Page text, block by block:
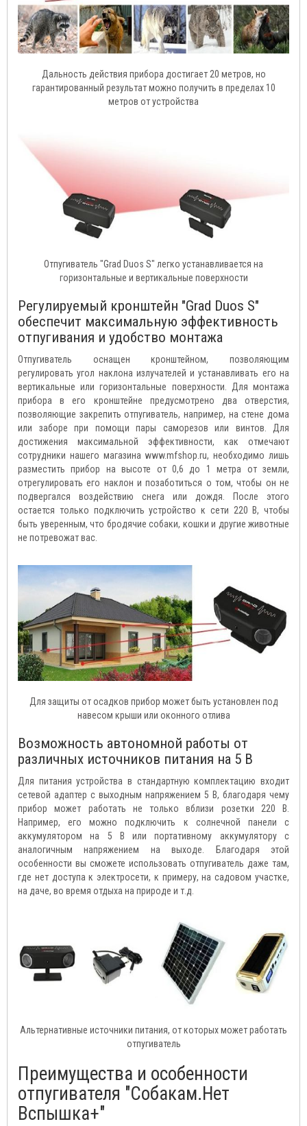
Дальность действия прибора достигает 20 метров, но
гарантированный результат можно получить в пределах 10
метров от устройства
Отпугиватель "Grad Duos S" легко устанавливается на
горизонтальные и вертикальные поверхности
Регулируемый кронштейн "Grad Duos S"
обеспечит максимальную эффективность
отпугивания и удобство монтажа
Отпугиватель оснащен кронштейном, позволяющим
регулировать угол наклона излучателей и устанавливать его на
вертикальные или горизонтальные поверхности. Для монтажа
прибора в его кронштейне предусмотрено два отверстия,
позволяющие закрепить отпугиватель, например, на стене дома
или заборе при помощи пары саморезов или винтов. Для
достижения максимальной эффективности, как отмечают
сотрудники нашего магазина www.mfshop.ru, необходимо лишь
разместить прибор на высоте от 0,6 до 1 метра от земли,
отрегулировать его наклон и позаботиться о том, чтобы он не
подвергался воздействию снега или дождя. После этого
остается только подключить устройство к сети 220 В, чтобы
быть уверенным, что бродячие собаки, кошки и другие животные
не потревожат вас.
Для защиты от осадков прибор может быть установлен под
навесом крыши или оконного отлива
Возможность автономной работы от
различных источников питания на 5 В
Для питания устройства в стандартную комплектацию входит
сетевой адаптер с выходным напряжением 5 В, благодаря чему
прибор может работать не только вблизи розетки 220 В.
Например, его можно подключить к солнечной панели с
аккумулятором на 5 В или портативному аккумулятору с
аналогичным напряжением на выходе. Благодаря этой
особенности вы сможете использовать отпугиватель даже там,
где нет доступа к электросети, к примеру, на садовом участке,
на даче, во время отдыха на природе и т.д.
Альтернативные источники питания, от которых может работать
отпугиватель
Преимущества и особенности
отпугивателя "Собакам.Нет
Вспышка+"